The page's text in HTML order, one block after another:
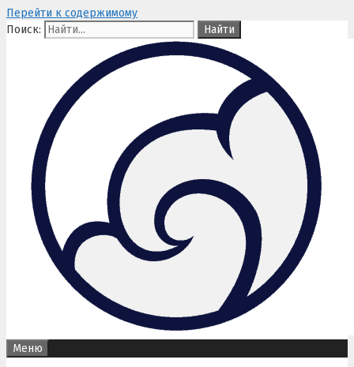
Перейти к содержимому
Поиск:
Меню